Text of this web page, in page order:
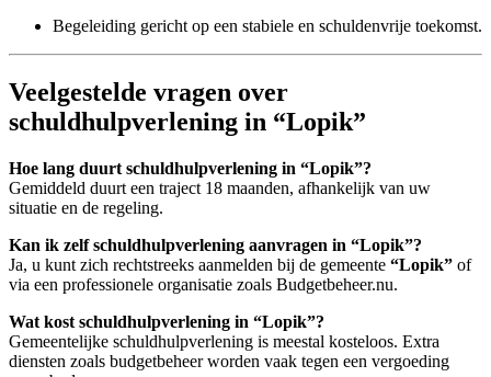
Begeleiding gericht op een stabiele en schuldenvrije toekomst.
Veelgestelde vragen over
schuldhulpverlening in “Lopik”
Hoe lang duurt schuldhulpverlening in “Lopik”?
Gemiddeld duurt een traject 18 maanden, afhankelijk van uw
situatie en de regeling.
Kan ik zelf schuldhulpverlening aanvragen in “Lopik”?
Ja, u kunt zich rechtstreeks aanmelden bij de gemeente “Lopik” of
via een professionele organisatie zoals Budgetbeheer.nu.
Wat kost schuldhulpverlening in “Lopik”?
Gemeentelijke schuldhulpverlening is meestal kosteloos. Extra
diensten zoals budgetbeheer worden vaak tegen een vergoeding